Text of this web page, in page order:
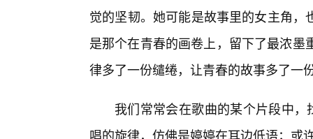
觉的坚韧。她可能是故事里的女主角
是那个在青春的画卷上，留下了最浓
律多了一份缱绻，让青春的故事多了一
我们常常会在歌曲的某个片段中，
唱的旋律，仿佛是婷婷在耳边低语；或